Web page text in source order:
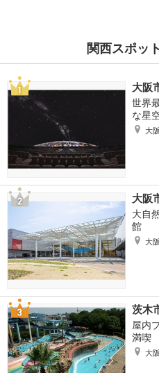
関西スポッ
大阪
世界
な星
大
大阪
大自
館
大
茨木
屋内
満喫
大